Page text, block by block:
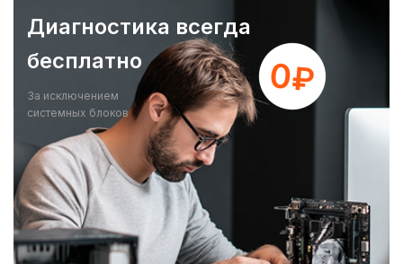
Диагностика всегда
бесплатно
За исключением
системных блоков